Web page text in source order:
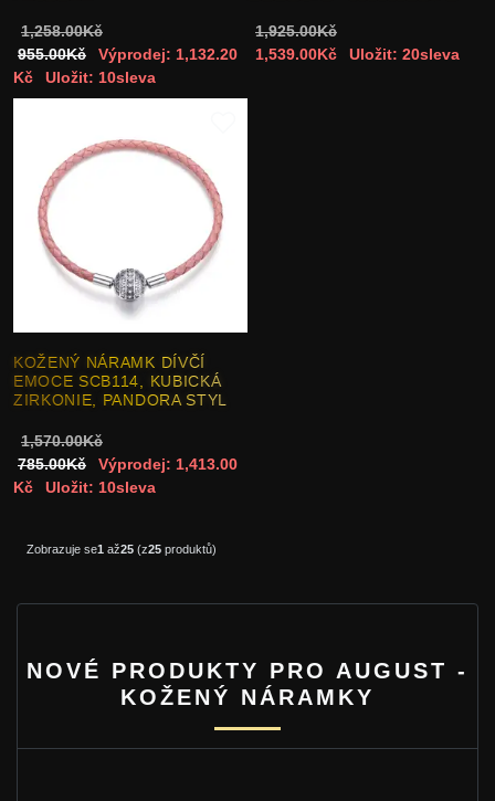
1,258.00Kč
955.00Kč
Výprodej: 1,132.20
Kč
Uložit: 10sleva
1,925.00Kč
1,539.00Kč
Uložit: 20sleva
KOŽENÝ NÁRAMK DÍVČÍ
EMOCE SCB114, KUBICKÁ
ZIRKONIE, PANDORA STYL
1,570.00Kč
785.00Kč
Výprodej: 1,413.00
Kč
Uložit: 10sleva
Zobrazuje se1 až25(z25produktů)
NOVÉ PRODUKTY PRO AUGUST -
KOŽENÝ NÁRAMKY